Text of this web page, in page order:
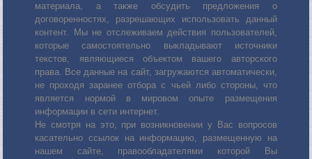
материала, а также обсудить предложения о
договоренностях, разрешающих использовать данный
контент. Мы не отслеживаем действия пользователей,
которые самостоятельно выкладывают источники
текстов, являющиеся объектом вашего авторского
права. Все данные на сайт, загружаются автоматически,
не проходя заранее отбора с чьей либо стороны, что
является нормой в мировом опыте размещения
информации в сети интернет.
Не смотря на это, при возникновении у Вас вопросов
касательно ссылок на информацию, размещенную на
нашем сайте, правообладателями которой Вы